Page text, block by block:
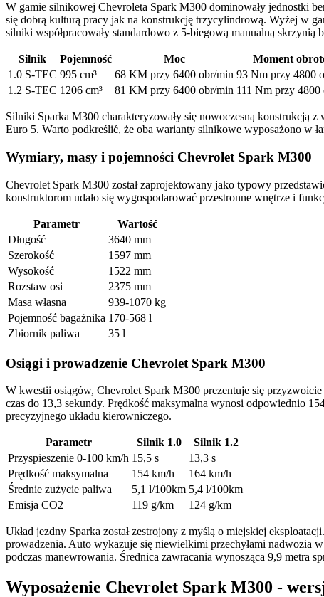
W gamie silnikowej Chevroleta Spark M300 dominowały jednostki
się dobrą kulturą pracy jak na konstrukcję trzycylindrową. Wyżej w
silniki współpracowały standardowo z 5-biegową manualną skrzynią
Silnik Pojemność Moc Moment
1.0 S-TEC 995 cm³ 68 KM przy 6400 obr/min 93 Nm przy 4800
1.2 S-TEC 1206 cm³ 81 KM przy 6400 obr/min 111 Nm przy 4800
Silniki Sparka M300 charakteryzowały się nowoczesną konstrukcją
Euro 5. Warto podkreślić, że oba warianty silnikowe wyposażono w
Wymiary, masy i pojemności Chevrolet Spark M300
Chevrolet Spark M300 został zaprojektowany jako typowy
konstruktorom udało się wygospodarować przestronne wnętrze i
Parametr
Wartość
Długość
3640 mm
Szerokość
1597 mm
Wysokość
1522 mm
Rozstaw osi
2375 mm
Masa własna
939-1070 kg
Pojemność bagażnika 170-568 l
Zbiornik paliwa
35 l
Osiągi i prowadzenie Chevrolet Spark M300
W kwestii osiągów, Chevrolet Spark M300 prezentuje się
czas do 13,3 sekundy. Prędkość maksymalna wynosi odpowiednio
precyzyjnego układu kierowniczego.
Parametr Silnik 1.0
Silnik 1.2
Przyspieszenie 0-100 km/h 15,5 s
13,3 s
Prędkość maksymalna
154 km/h
164 km/h
Średnie zużycie paliwa
5,1 l/100km 5,4 l/100km
Emisja CO2
119 g/km 124 g/km
Układ jezdny Sparka został zestrojony z myślą o miejskiej
prowadzenia. Auto wykazuje się niewielkimi przechyłami nadwozia
podczas manewrowania. Średnica zawracania wynosząca 9,9 metra
Wyposażenie Chevrolet Spark M300 -